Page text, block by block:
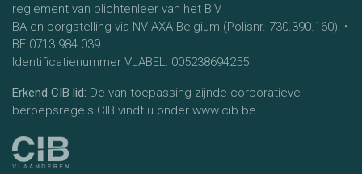
reglement van plichtenleer van het BIV.
BA en borgstelling via NV AXA Belgium (Polisnr. 730.390.160). •
BE 0713.984.039
Identificatienummer VLABEL: 005238694255
Erkend CIB lid: De van toepassing zijnde corporatieve
beroepsregels CIB vindt u onder www.cib.be.